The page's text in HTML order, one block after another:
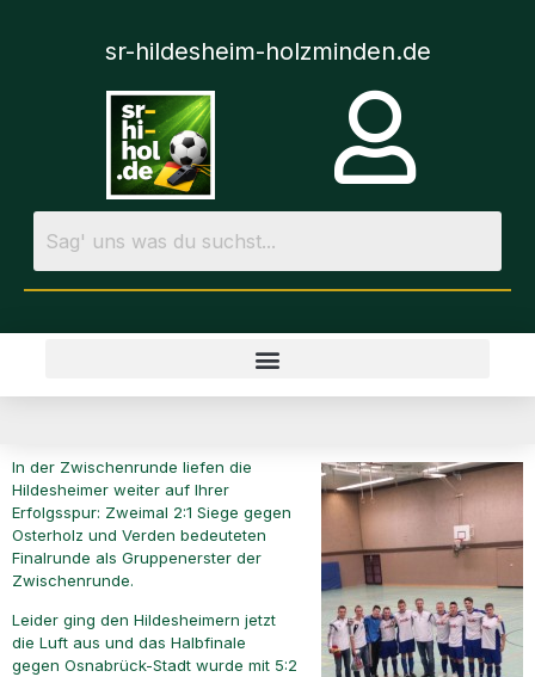
sr-hildesheim-holzminden.de
In der Zwischenrunde liefen die
Hildesheimer weiter auf Ihrer
Erfolgsspur: Zweimal 2:1 Siege gegen
Osterholz und Verden bedeuteten
Finalrunde als Gruppenerster der
Zwischenrunde.
Leider ging den Hildesheimern jetzt
die Luft aus und das Halbfinale
gegen Osnabrück-Stadt wurde mit 5:2